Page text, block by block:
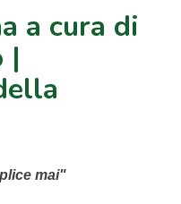
a cura di
|
mai"